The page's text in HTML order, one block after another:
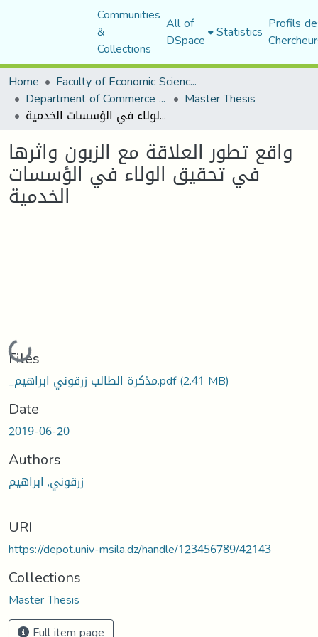
Communities
&
Collections
All of
DSpace Statistics Profils
Home
Faculty of Economic Sciences, Commerce and Management Sciences
Department of Commerce Science Master Thesis
واقع تطور العلاقة مع الزبون واثرها في تحقيق الولاء في الؤسسات الخدمية
واقع تطور العلاقة مع الزبون واثرها
في تحقيق الولاء في الؤسسات
الخدمية
Loading...
Files
_مذكرة الطالب زرقوني ابراهيم.pdf(2.41 MB)
Date
2019-06-20
Authors
زرقوني, ابراهيم
URI
https://depot.univ-msila.dz/handle/123456789/42143
Collections
Master Thesis
Full item page